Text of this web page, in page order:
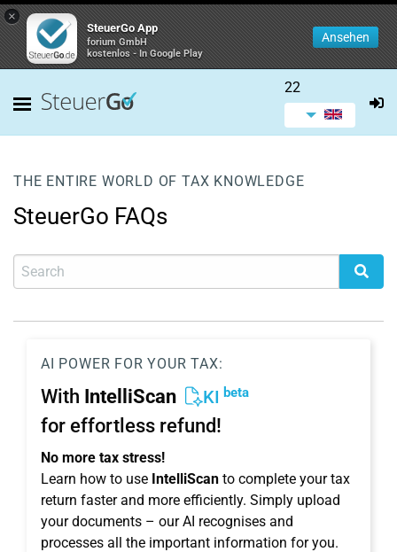
×
SteuerGo App
forium GmbH
kostenlos - In Google Play
Ansehen
22
THE ENTIRE WORLD OF TAX KNOWLEDGE
SteuerGo FAQs
AI POWER FOR YOUR TAX:
With IntelliScan KI beta
for effortless refund!
No more tax stress!
Learn how to use IntelliScan to complete your tax
return faster and more efficiently. Simply upload
your documents – our AI recognises and
processes all the important information for you.